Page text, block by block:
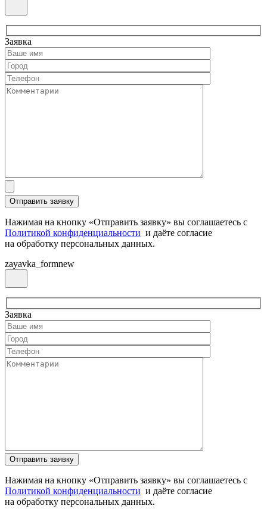
Заявка
Нажимая на кнопку «Отправить заявку» вы соглашаетесь с
Политикой конфиденциальности и даёте согласие
на обработку персональных данных.
zayavka_formnew
Заявка
Нажимая на кнопку «Отправить заявку» вы соглашаетесь с
Политикой конфиденциальности и даёте согласие
на обработку персональных данных.